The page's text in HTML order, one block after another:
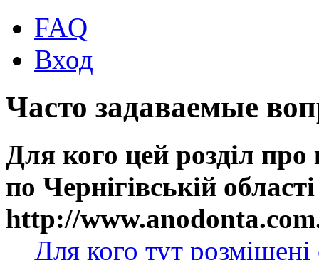
FAQ
Вход
Часто задаваемые
Для кого цей розділ
по Чернігівській
http://
Для кого тут